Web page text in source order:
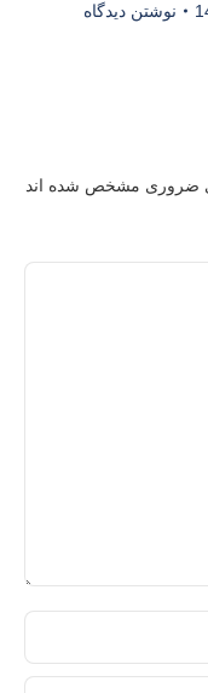
نوشتن دیدگاه
ضروری مشخص شده اند